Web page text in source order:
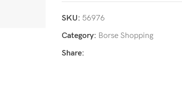
SKU: 56976
Category: Borse Shopping
Share: